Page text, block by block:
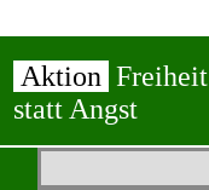
Aktion Freiheit
statt Angst